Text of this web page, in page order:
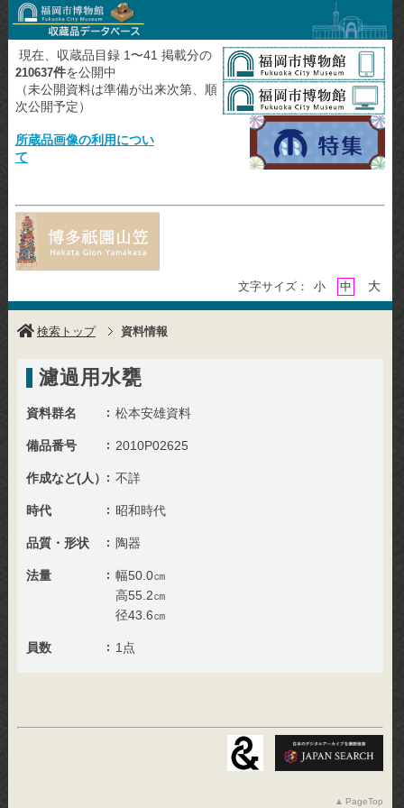
現在、収蔵品目録 1〜41 掲載分の
210637件を公開中
（未公開資料は準備が出来次第、順
次公開予定）
所蔵品画像の利用につい
て
文字サイズ： 小 中 大
検索トップ 資料情報
濾過用水甕
資料群名 松本安雄資料
備品番号 2010P02625
作成など(人） 不詳
時代 昭和時代
品質・形状 陶器
法量
幅50.0㎝
高55.2㎝
径43.6㎝
員数 1点
PageTop